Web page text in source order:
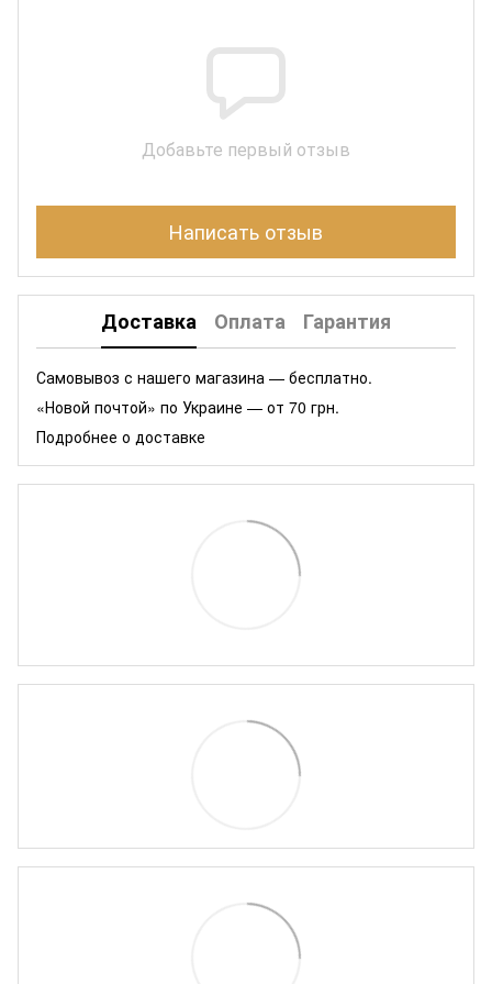
Добавьте первый отзыв
Написать отзыв
Доставка Оплата Гарантия
Самовывоз с нашего магазина — бесплатно.
«Новой почтой» по Украине — от 70 грн.
Подробнее о доставке